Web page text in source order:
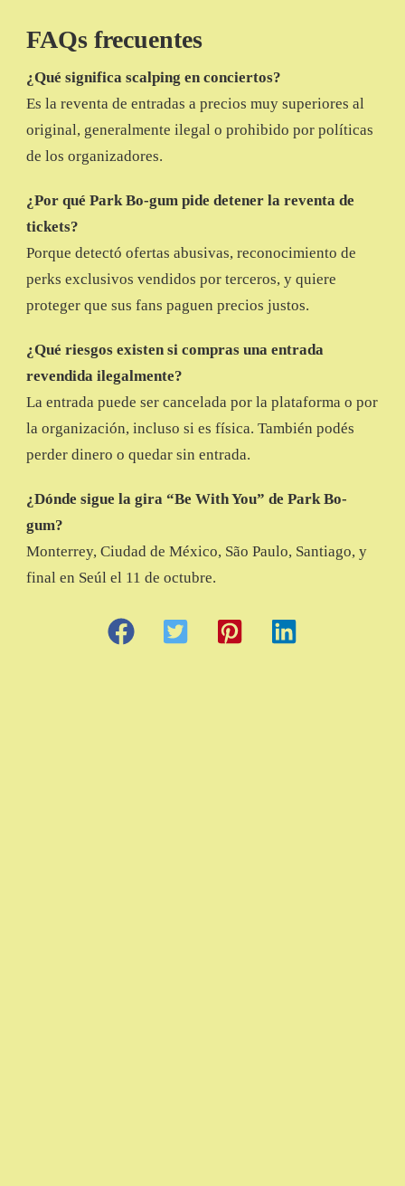
FAQs frecuentes
¿Qué significa scalping en conciertos?
Es la reventa de entradas a precios muy superiores al
original, generalmente ilegal o prohibido por políticas
de los organizadores.
¿Por qué Park Bo-gum pide detener la reventa de
tickets?
Porque detectó ofertas abusivas, reconocimiento de
perks exclusivos vendidos por terceros, y quiere
proteger que sus fans paguen precios justos.
¿Qué riesgos existen si compras una entrada
revendida ilegalmente?
La entrada puede ser cancelada por la plataforma o por
la organización, incluso si es física. También podés
perder dinero o quedar sin entrada.
¿Dónde sigue la gira “Be With You” de Park Bo-
gum?
Monterrey, Ciudad de México, São Paulo, Santiago, y
final en Seúl el 11 de octubre.